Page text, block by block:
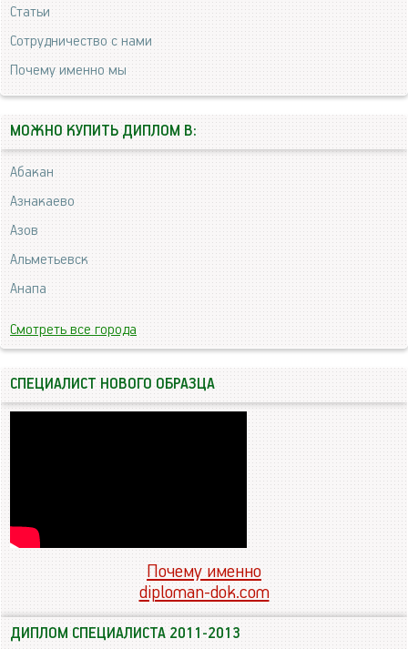
Статьи
Сотрудничество с нами
Почему именно мы
МОЖНО КУПИТЬ ДИПЛОМ В:
Абакан
Азнакаево
Азов
Альметьевск
Анапа
Смотреть все города
СПЕЦИАЛИСТ НОВОГО ОБРАЗЦА
Почему именно
diploman-dok.com
ДИПЛОМ СПЕЦИАЛИСТА 2011-2013